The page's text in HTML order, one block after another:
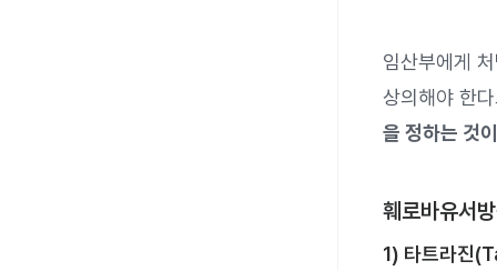
임산부에게
상의해야 한
을 정하는 것
훼로바유서
1) 타트라진